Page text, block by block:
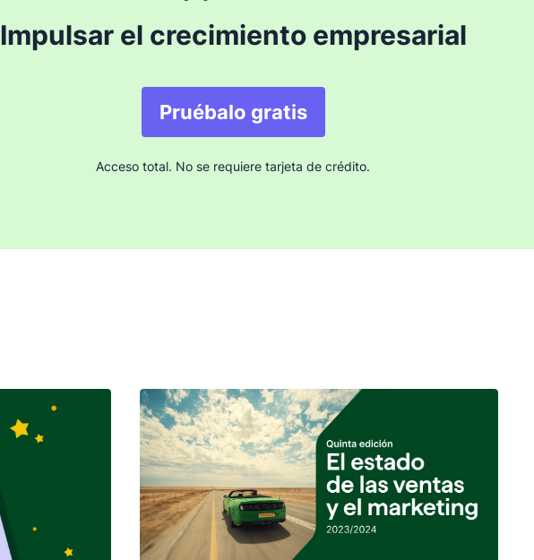
Impulsar el crecimiento empresarial
Pruébalo gratis
Acceso total. No se requiere tarjeta de crédito.